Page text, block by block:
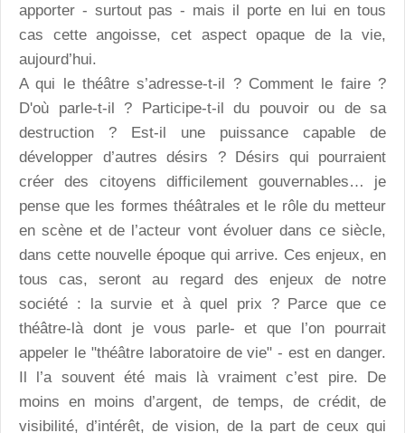
apporter - surtout pas - mais il porte en lui en tous
cas cette angoisse, cet aspect opaque de la vie,
aujourd’hui.
A qui le théâtre s’adresse-t-il ? Comment le faire ?
D'où parle-t-il ? Participe-t-il du pouvoir ou de sa
destruction ? Est-il une puissance capable de
développer d’autres désirs ? Désirs qui pourraient
créer des citoyens difficilement gouvernables… je
pense que les formes théâtrales et le rôle du metteur
en scène et de l’acteur vont évoluer dans ce siècle,
dans cette nouvelle époque qui arrive. Ces enjeux, en
tous cas, seront au regard des enjeux de notre
société : la survie et à quel prix ? Parce que ce
théâtre-là dont je vous parle- et que l’on pourrait
appeler le "théâtre laboratoire de vie" - est en danger.
Il l’a souvent été mais là vraiment c’est pire. De
moins en moins d’argent, de temps, de crédit, de
visibilité, d’intérêt, de vision, de la part de ceux qui